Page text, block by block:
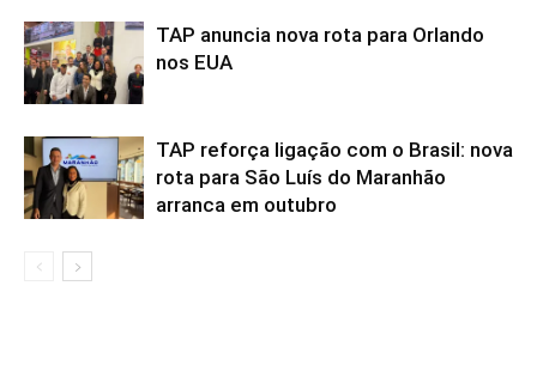
TAP anuncia nova rota para Orlando
nos EUA
TAP reforça ligação com o Brasil: nova
rota para São Luís do Maranhão
arranca em outubro